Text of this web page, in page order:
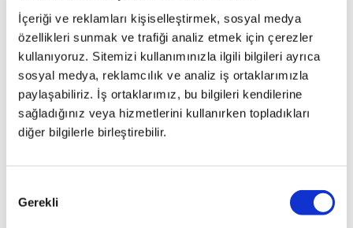
İçeriği ve reklamları kişiselleştirmek, sosyal medya
özellikleri sunmak ve trafiği analiz etmek için çerezler
kullanıyoruz. Sitemizi kullanımınızla ilgili bilgileri ayrıca
sosyal medya, reklamcılık ve analiz iş ortaklarımızla
paylaşabiliriz. İş ortaklarımız, bu bilgileri kendilerine
sağladığınız veya hizmetlerini kullanırken topladıkları
diğer bilgilerle birleştirebilir.
Seçimi
Gerekli
Charlize
Theron'un
bu
karakterin
yolu
Tom
Hardy
Max)
kesişince